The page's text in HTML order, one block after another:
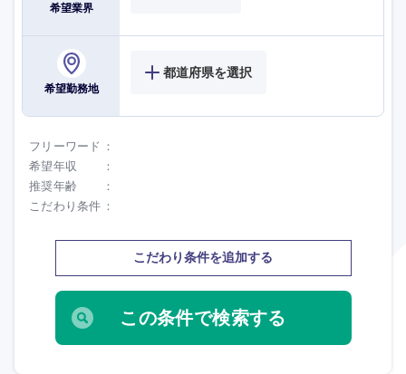
希望業界
希望勤務地
都道府県を選択
フリーワード
希望年収
推奨年齢
こだわり条件
こだわり条件を追加する